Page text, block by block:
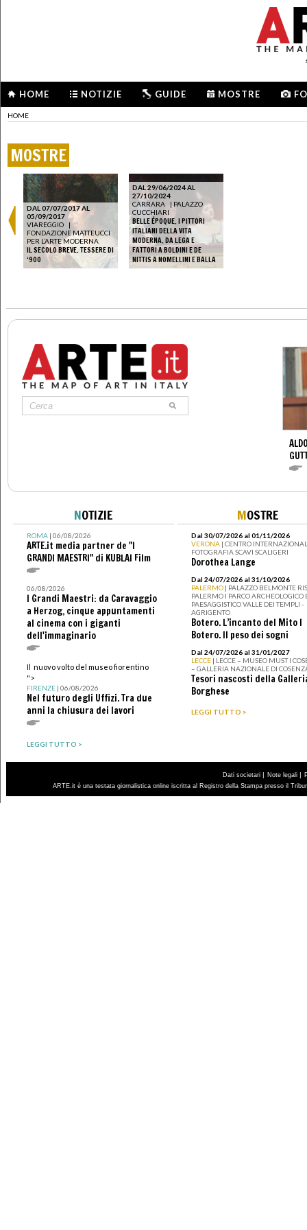
HOME NOTIZIE GUIDE MOSTRE
HOME
MOSTRE
DAL 07/07/2017 AL
05/09/2017
VIAREGGIO
|
FONDAZIONE MATTEUCCI
PER L’ARTE MODERNA
IL SECOLO BREVE. TESSERE DI
‘900
DAL 29/06/2024 AL
27/10/2024
CARRARA
| PALAZZO
CUCCHIARI
BELLE ÉPOQUE. I PITTORI
ITALIANI DELLA VITA
MODERNA. DA LEGA E
FATTORI A BOLDINI E DE
NITTIS A NOMELLINI E BALLA
NOTIZIE
ROMA| 06/08/2026
ARTE.it media partner de "I
GRANDI MAESTRI" di KUBLAI Film
06/08/2026
I Grandi Maestri: da Caravaggio
a Herzog, cinque appuntamenti
al cinema con i giganti
dell'immaginario
Il nuovo volto del museo fiorentino
">
FIRENZE| 06/08/2026
Nel futuro degli Uffizi. Tra due
anni la chiusura dei lavori
LEGGI TUTTO >
MOSTRE
Dal 30/07/2026 al 01/11/2026
VERONA | CENTRO
FOTOGRAFIA SCAVI SCALIGERI
Dorothea Lange
Dal 24/07/2026 al 31/10/2026
PALERMO | PALAZZO BELMONTE
PALERMO I PARCO ARCHEOLOGICO
PAESAGGISTICO VALLE DEI TEMPLI -
AGRIGENTO
Botero. L’incanto del Mito I
Botero. Il peso dei sogni
Dal 24/07/2026 al 31/01/2027
LECCE | LECCE – MUSEO MUST I
– GALLERIA NAZIONALE DI
Tesori nascosti della
Borghese
LEGGI TUTTO >
Dati societari | Note legali |
ARTE.it è una testata giornalistica online iscritta al Registro della Stampa presso il